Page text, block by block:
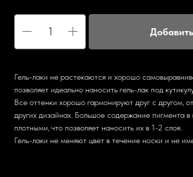
Гель-лаки не растекаются и хорошо
позволяет идеально наносить гель-лак под
Все оттенки хорошо гармонируют друг с другом,
других дизайнах. Большое содержание пигмента в
плотными, что позволяет наносить их в 1-2 слоя.
Гель-лаки не меняют цвет в течение носки и не